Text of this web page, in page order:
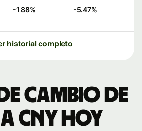
-1.88% -5.47%
historial completo
cambio de
a CNY hoy